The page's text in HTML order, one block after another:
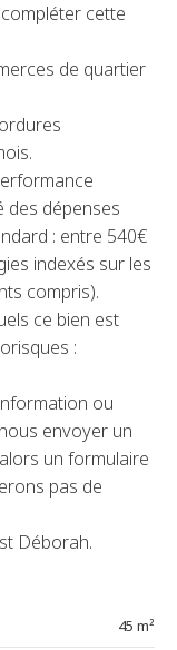
cette
de quartier
des dépenses
: entre 540€
indexés sur les
compris).
ce bien est
:
ou
envoyer un
un formulaire
pas de
Déborah.
45 m²